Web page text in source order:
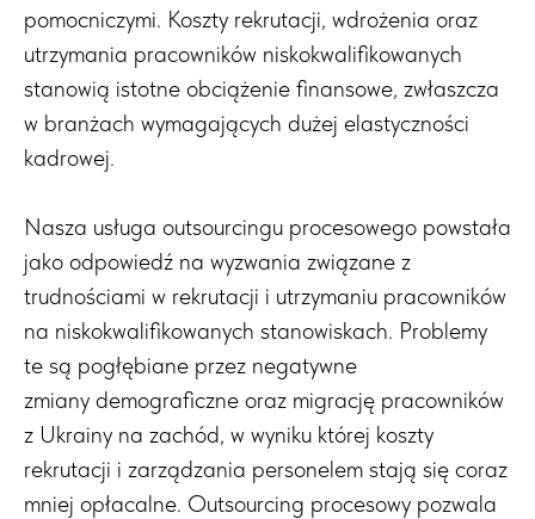
pomocniczymi. Koszty rekrutacji, wdrożenia oraz
utrzymania pracowników niskokwalifikowanych
stanowią istotne obciążenie finansowe, zwłaszcza
w branżach wymagających dużej elastyczności
kadrowej.
Nasza usługa outsourcingu procesowego powstała
jako odpowiedź na wyzwania związane z
trudnościami w rekrutacji i utrzymaniu pracowników
na niskokwalifikowanych stanowiskach. Problemy
te są pogłębiane przez negatywne
zmiany demograficzne oraz migrację pracowników
z Ukrainy na zachód, w wyniku której koszty
rekrutacji i zarządzania personelem stają się coraz
mniej opłacalne. Outsourcing procesowy pozwala